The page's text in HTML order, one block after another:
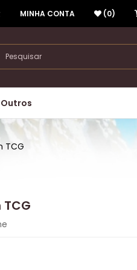
MINHA CONTA (0)
Outros
TCG